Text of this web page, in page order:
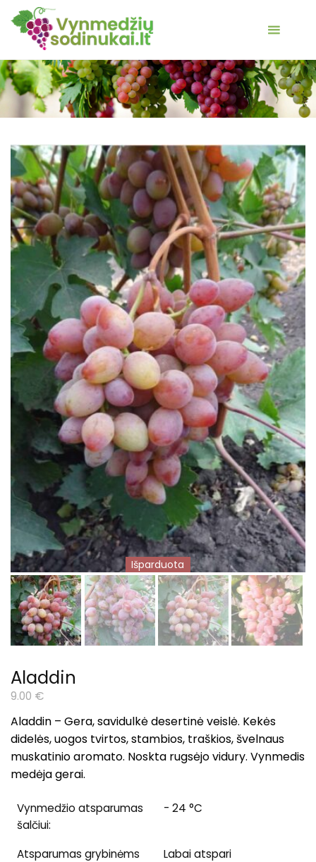
Išparduota
Aladdin
9.00 €
Aladdin – Gera, savidulkė desertinė veislė. Kekės
didelės, uogos tvirtos, stambios, traškios, švelnaus
muskatinio aromato. Noskta rugsėjo vidury. Vynmedis
medėja gerai.
Vynmedžio atsparumas
šalčiui:
- 24 °C
Atsparumas grybinėms
Labai atspari